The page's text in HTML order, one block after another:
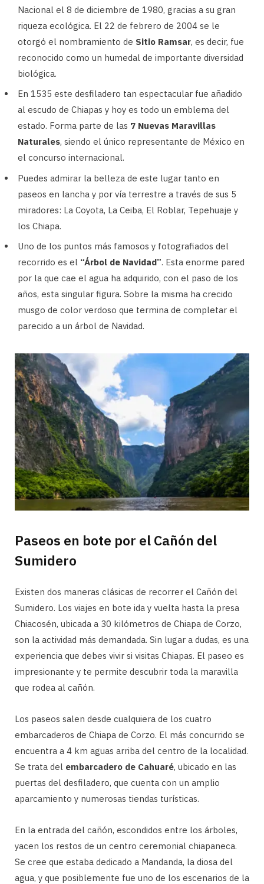
Nacional el 8 de diciembre de 1980, gracias a su gran
riqueza ecológica. El 22 de febrero de 2004 se le
otorgó el nombramiento de Sitio Ramsar, es decir, fue
reconocido como un humedal de importante diversidad
biológica.
En 1535 este desfiladero tan espectacular fue añadido
al escudo de Chiapas y hoy es todo un emblema del
estado. Forma parte de las 7 Nuevas Maravillas
Naturales, siendo el único representante de México en
el concurso internacional.
Puedes admirar la belleza de este lugar tanto en
paseos en lancha y por vía terrestre a través de sus 5
miradores: La Coyota, La Ceiba, El Roblar, Tepehuaje y
los Chiapa.
Uno de los puntos más famosos y fotografiados del
recorrido es el “Árbol de Navidad”. Esta enorme pared
por la que cae el agua ha adquirido, con el paso de los
años, esta singular figura. Sobre la misma ha crecido
musgo de color verdoso que termina de completar el
parecido a un árbol de Navidad.
Paseos en bote por el Cañón del
Sumidero
Existen dos maneras clásicas de recorrer el Cañón del
Sumidero. Los viajes en bote ida y vuelta hasta la presa
Chiacosén, ubicada a 30 kilómetros de Chiapa de Corzo,
son la actividad más demandada. Sin lugar a dudas, es una
experiencia que debes vivir si visitas Chiapas. El paseo es
impresionante y te permite descubrir toda la maravilla
que rodea al cañón.
Los paseos salen desde cualquiera de los cuatro
embarcaderos de Chiapa de Corzo. El más concurrido se
encuentra a 4 km aguas arriba del centro de la localidad.
Se trata del embarcadero de Cahuaré, ubicado en las
puertas del desfiladero, que cuenta con un amplio
aparcamiento y numerosas tiendas turísticas.
En la entrada del cañón, escondidos entre los árboles,
yacen los restos de un centro ceremonial chiapaneca.
Se cree que estaba dedicado a Mandanda, la diosa del
agua, y que posiblemente fue uno de los escenarios de la